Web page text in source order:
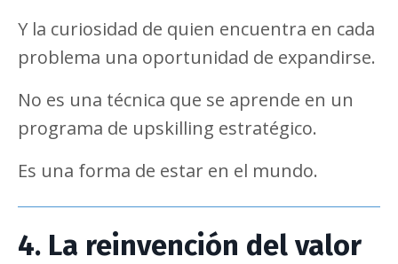
Y la curiosidad de quien encuentra en cada
problema una oportunidad de expandirse.
No es una técnica que se aprende en un
programa de upskilling estratégico.
Es una forma de estar en el mundo.
4. La reinvención del valor